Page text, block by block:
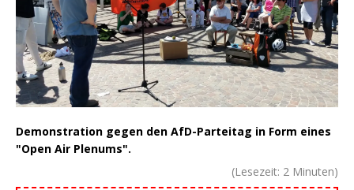
Demonstration gegen den AfD-Parteitag in Form eines
"Open Air Plenums".
(Lesezeit: 2 Minuten)